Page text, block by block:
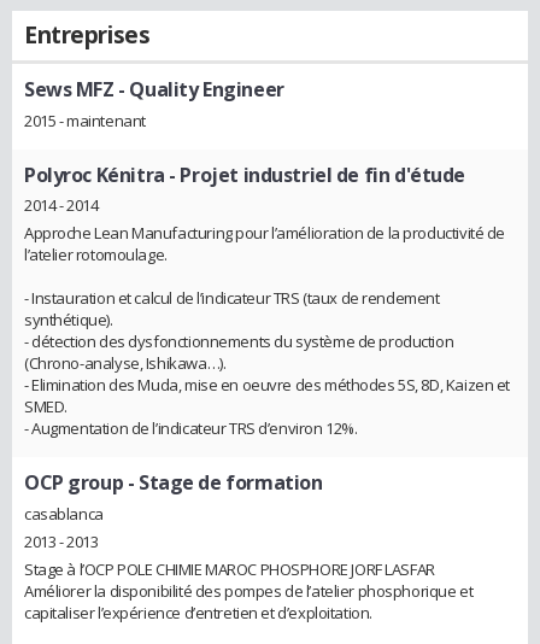
Entreprises
Sews MFZ - Quality Engineer
2015 - maintenant
Polyroc Kénitra - Projet industriel de fin d'étude
2014 - 2014
Approche Lean Manufacturing pour l’amélioration de la productivité de
l’atelier rotomoulage.
- Instauration et calcul de l’indicateur TRS (taux de rendement
synthétique).
- détection des dysfonctionnements du système de production
(Chrono-analyse, Ishikawa…).
- Elimination des Muda, mise en oeuvre des méthodes 5S, 8D, Kaizen et
SMED.
- Augmentation de l’indicateur TRS d’environ 12%.
OCP group - Stage de formation
casablanca
2013 - 2013
Stage à l’OCP POLE CHIMIE MAROC PHOSPHORE JORF LASFAR
Améliorer la disponibilité des pompes de l’atelier phosphorique et
capitaliser l’expérience d’entretien et d’exploitation.